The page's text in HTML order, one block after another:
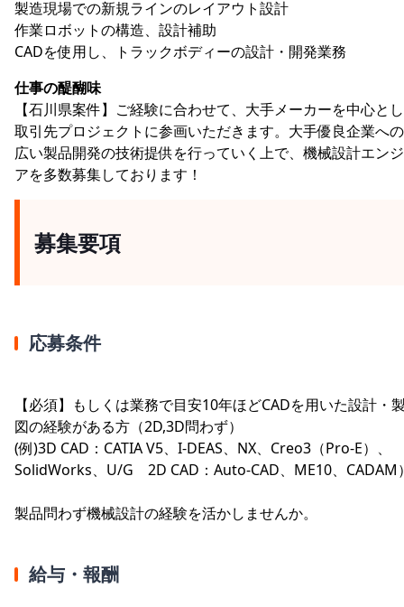
製造現場での新規ラインのレイアウト設計
作業ロボットの構造、設計補助
CADを使用し、トラックボディーの設計・開発業務
仕事の醍醐味
【石川県案件】ご経験に合わせて、大手メーカーを中心と
取引先プロジェクトに参画いただきます。大手優良企業へ
広い製品開発の技術提供を行っていく上で、機械設計エン
アを多数募集しております！
募集要項
応募条件
【必須】もしくは業務で目安10年ほどCADを用いた設計・
図の経験がある方（2D,3D問わず）
(例)3D CAD：CATIA V5、I-DEAS、NX、Creo3（Pro-E）、
SolidWorks、U/G 2D CAD：Auto-CAD、ME10、CADAM
製品問わず機械設計の経験を活かしませんか。
給与・報酬